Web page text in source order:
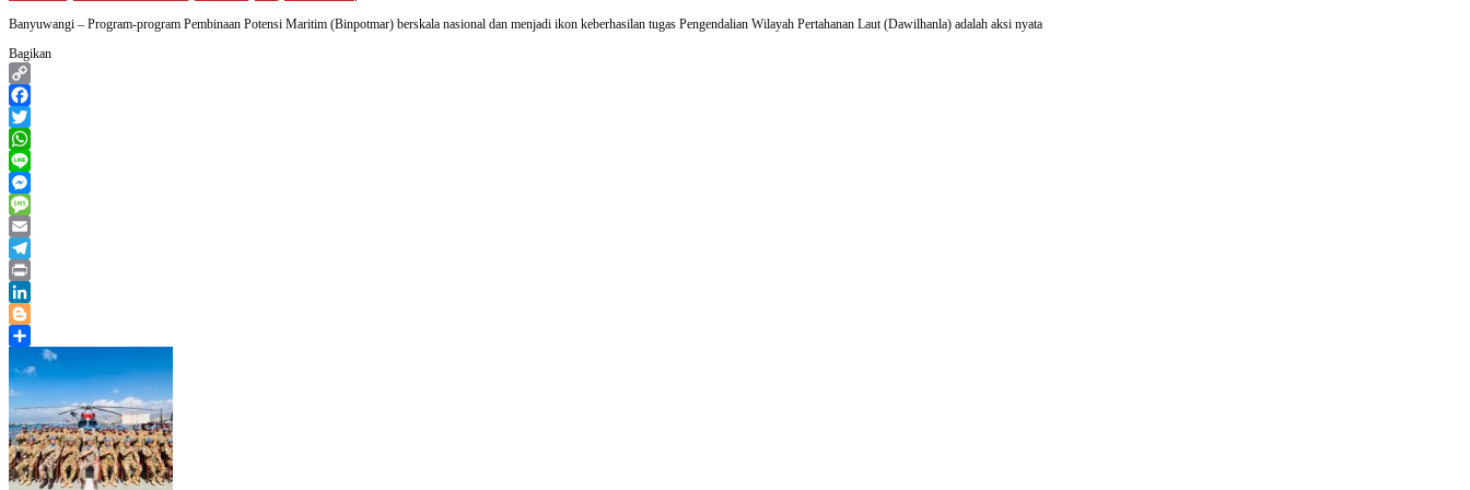
Bangsa
Banyuwangi – Program-program Pembinaan Potensi Maritim (Binpotmar) berskala nasional dan menjadi ikon keberhasilan tugas Pengendalian Wilayah Pertahanan Laut (Dawilhanla) adalah aksi nyata
Bagikan
Copy
Link
Facebook
Twitter
WhatsApp
Line
Messenger
Message
Email
Telegram
Print
LinkedIn
Blogger
Share